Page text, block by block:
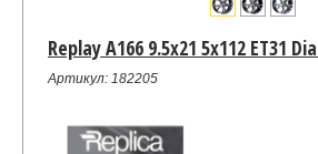
Replay A166 9.5x21 5x112 ET31
Артикул: 182205